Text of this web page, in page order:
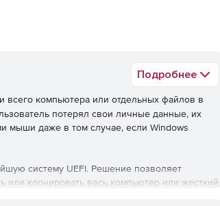
Подробнее
всего компьютера или отдельных файлов в
потерял свои личные данные, их
мыши даже в том случае, если Windows
систему UEFI. Решение позволяет
или клонировать весь компьютер или жесткий